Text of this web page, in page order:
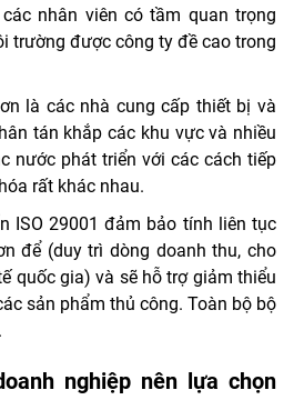
nhân viên có tầm quan trọng
trường được công ty đề cao trong
là các nhà cung cấp thiết bị và
tán khắp các khu vực và nhiều
nước phát triển với các cách tiếp
rất khác nhau.
ISO 29001 đảm bảo tính liên tục
để (duy trì dòng doanh thu, cho
quốc gia) và sẽ hỗ trợ giảm thiểu
sản phẩm thủ công. Toàn bộ bộ
nghiệp nên lựa chọn